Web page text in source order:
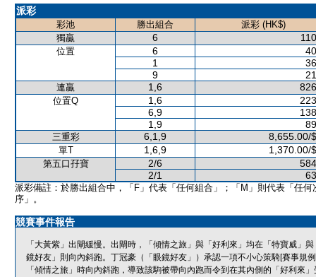
派彩
彩池 勝出組合
派彩 (HK$)
獨贏
6
位置 6
1
9
連贏 1,6
位置Q 1,6
6,9
1,9
三重彩 6,1,9 8,655.00/
單T 1,6,9 1,370.00/
第五口孖寶 2/6
2/1
派彩備註：於勝出組合中，「F」代表「任何組合」；「M」則代表「任何
序」。
競賽事件報告
「大黃紫」出閘緩慢。出閘時，「傾情之旅」與「好利來」均在「特寶威」
鏡好友」則向內斜跑。丁冠豪（「眼鏡好友」）承認一項不小心策騎[賽事規
「傾情之旅」時向內斜跑，導致該駒被帶向內跑而令到在其內側的「好利來